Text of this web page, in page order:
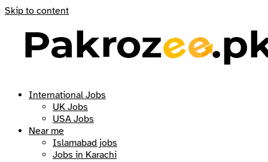
Skip to content
International Jobs
UK Jobs
USA Jobs
Near me
Islamabad jobs
Jobs in Karachi